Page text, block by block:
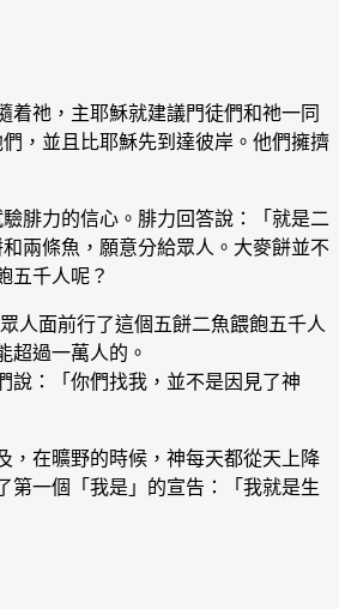
祂，主耶穌就建議門徒們和祂一同
，並且比耶穌先到達彼岸。他們擁擠
腓力的信心。腓力回答說：「就是二
兩條魚，願意分給眾人。大麥餅並不
五千人呢？
面前行了這個五餅二魚餵飽五千人
超過一萬人的。
說：「你們找我，並不是因見了神
在曠野的時候，神每天都從天上降
第一個「我是」的宣告：「我就是生